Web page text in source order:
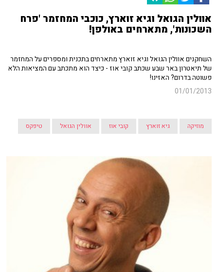
אוולין הגואל וגיא זוארץ, כוכבי המחזמר 'פרח
השכונות', מתארחים באולפן!
השחקנים אוולין הגואל וגיא זוארץ מתארחים בתכנית ומספרים על המחזמר
של תיאטרון באר שבע שכתב קובי אוז - כיצד הוא מתכתב עם המציאות הלא
פשוטה בדרום? האזינו!
01/01/2013
מוזיקה גיא זוארץ קובי אוז אוולין הגואל טיפקס